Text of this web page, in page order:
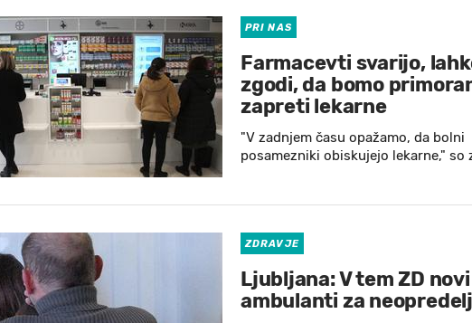
PRI NAS
Farmacevti svarijo,
zgodi, da bomo
zapreti lekarne
"V zadnjem času opažamo, da bolni
posamezniki obiskujejo lekarne," so
ZDRAVJE
Ljubljana: V tem ZD novi
ambulanti za